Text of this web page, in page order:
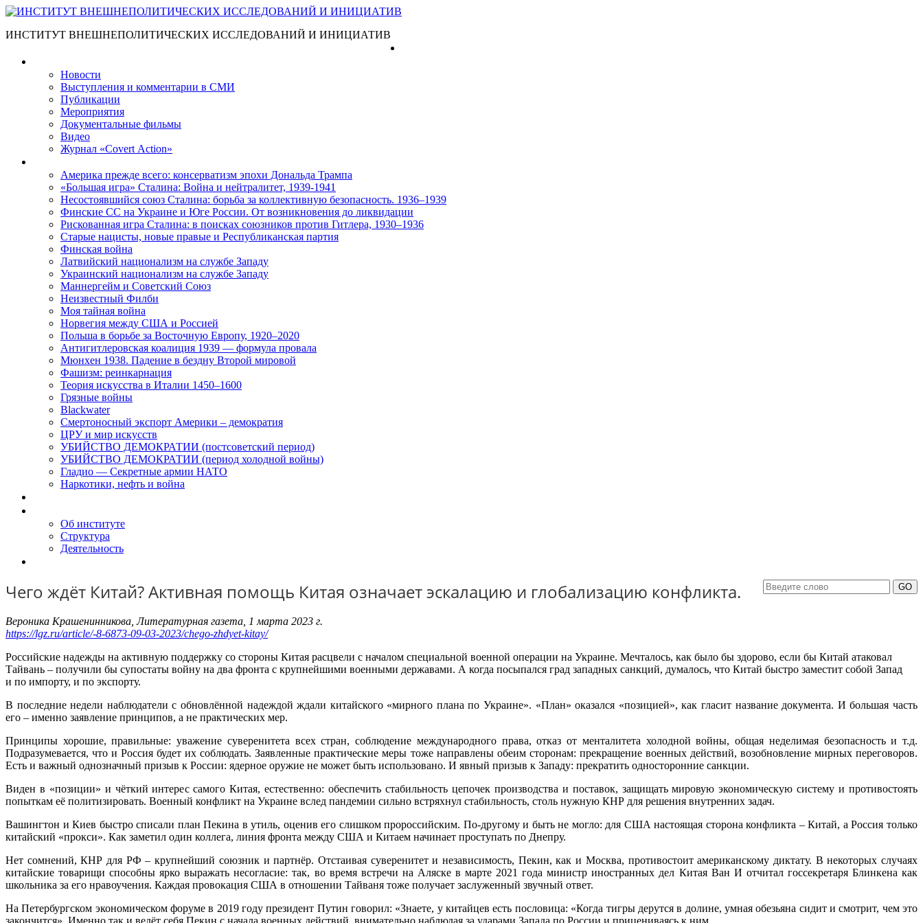
ИНСТИТУТ ВНЕШНЕПОЛИТИЧЕСКИХ ИССЛЕДОВАНИЙ И ИНИЦИАТИВ
Новости
Выступления и коммента­рии в СМИ
Публикации
Мероприятия
Документальные фильмы
Видео
Журнал «Covert Action»
Америка прежде всего: консерватизм эпохи Дональда Трампа
«Большая игра» Сталина: Война и нейтралитет, 1939-1941
Несостоявшийся союз Сталина: борьба за коллективную безопасность. 1936–1939
Финские СС на Украине и Юге России. От возникновения до ликвидации
Рискованная игра Сталина: в поисках союзников против Гитлера, 1930–1936
Старые нацисты, новые правые и Республиканская партия
Финская война
Латвийский национализм на службе Западу
Украинский национализм на службе Западу
Маннергейм и Советский Союз
Неизвестный Филби
Моя тайная война
Норвегия между США и Россией
Польша в борьбе за Восточную Европу, 1920–2020
Антигитлеровская коалиция 1939 — формула провала
Мюнхен 1938. Падение в бездну Второй мировой
Фашизм: реинкарнация
Теория искусства в Италии 1450–1600
Грязные войны
Blackwater
Смертоносный экспорт Америки – демократия
ЦРУ и мир искусств
УБИЙСТВО ДЕМОКРАТИИ (постсоветский период)
УБИЙСТВО ДЕМОКРАТИИ (период холодной войны)
Гладио — Секретные армии НАТО
Наркотики, нефть и война
Об институте
Структура
Деятельность
Чего ждёт Китай? Активная помощь Китая означает эскалацию и глобализацию конфликта.
Вероника Крашенинникова, Литературная газета, 1 марта 2023 г.
https://lgz.ru/article/-8-6873-09-03-2023/chego-zhdyet-kitay/
Российские надежды на активную поддержку со стороны Китая расцвели с началом специальной военной операции на Украине. Мечталось, как было бы здорово, если бы Китай атаковал
Тайвань – получили бы супостаты войну на два фронта с крупнейшими военными державами. А когда посыпался град западных санкций, думалось, что Китай быстро заместит собой Запад
и по импорту, и по экспорту.
В последние недели наблюдатели с обновлённой надеждой ждали китайского «мирного плана по Украине». «План» оказался «позицией», как гласит название документа. И большая часть
его – именно заявление принципов, а не практических мер.
Принципы хорошие, правильные: уважение суверенитета всех стран, соблюдение международного права, отказ от менталитета холодной войны, общая неделимая безопасность и т.д.
Подразумевается, что и Россия будет их соблюдать. Заявленные практические меры тоже направлены обеим сторонам: прекращение военных действий, возобновление мирных переговоров.
Есть и важный однозначный призыв к России: ядерное оружие не может быть использовано. И явный призыв к Западу: прекратить односторонние санкции.
Виден в «позиции» и чёткий интерес самого Китая, естественно: обеспечить стабильность цепочек производства и поставок, защищать мировую экономическую систему и противостоять
попыткам её политизировать. Военный конфликт на Украине вслед пандемии сильно встряхнул стабильность, столь нужную КНР для решения внутренних задач.
Вашингтон и Киев быстро списали план Пекина в утиль, оценив его слишком пророссийским. По-другому и быть не могло: для США настоящая сторона конфликта – Китай, а Россия только
китайский «прокси». Как заметил один коллега, линия фронта между США и Китаем начинает проступать по Днепру.
Нет сомнений, КНР для РФ – крупнейший союзник и партнёр. Отстаивая суверенитет и независимость, Пекин, как и Москва, противостоит американскому диктату. В некоторых случаях
китайские товарищи способны ярко выражать несогласие: так, во время встречи на Аляске в марте 2021 года министр иностранных дел Китая Ван И отчитал госсекретаря Блинкена как
школьника за его нравоучения. Каждая провокация США в отношении Тайваня тоже получает заслуженный звучный ответ.
На Петербургском экономическом форуме в 2019 году президент Путин говорил: «Знаете, у китайцев есть пословица: «Когда тигры дерутся в долине, умная обезьяна сидит и смотрит, чем это